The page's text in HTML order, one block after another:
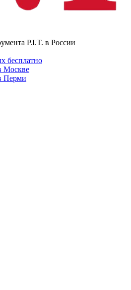
P.I.T. в России
бесплатно
Москве
Перми